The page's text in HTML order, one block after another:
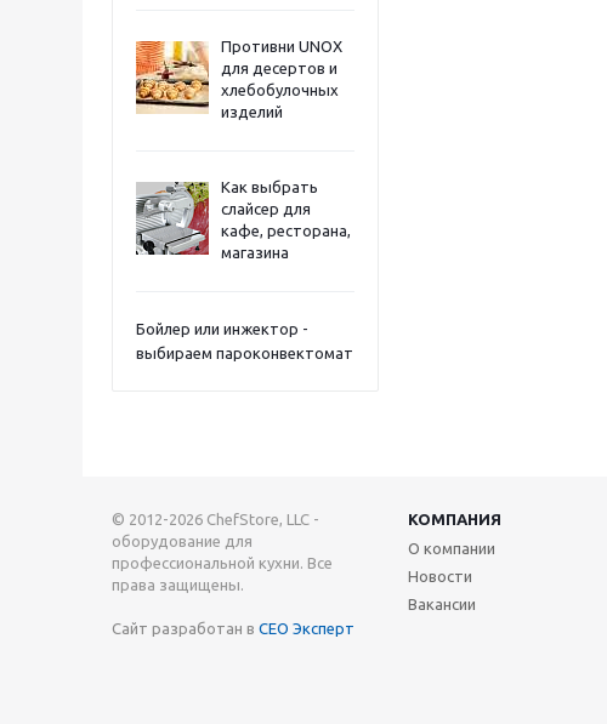
Противни UNOX
для десертов и
хлебобулочных
изделий
Как выбрать
слайсер для
кафе, ресторана,
магазина
Бойлер или инжектор -
выбираем пароконвектомат
© 2012-2026 ChefStore, LLC -
оборудование для
профессиональной кухни. Все
права защищены.
Сайт разработан в СЕО Эксперт
КОМПАНИЯ
О компании
Новости
Вакансии